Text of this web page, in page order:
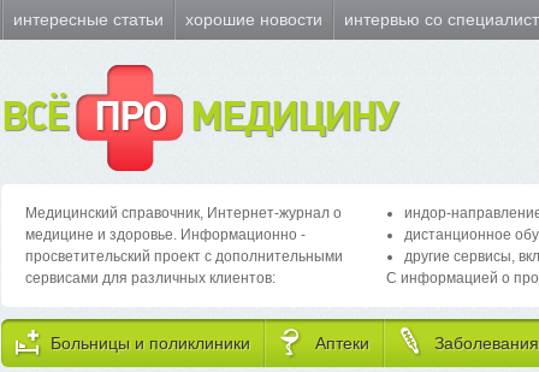
интересные статьи хорошие новости интервью со
ВСЁ ПРО МЕДИЦИНУ
Медицинский справочник, Интернет-журнал о
медицине и здоровье. Информационно -
просветительский проект с дополнительными
сервисами для различных клиентов:
индор-
дистанционное
другие сервисы,
С информацией о
Больницы и поликлиники Аптеки Заболевания